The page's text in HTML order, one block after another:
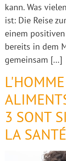
kann. Was
ist: Die Reise
einem
bereits in dem
gemeinsam […]
3 SONT
LA